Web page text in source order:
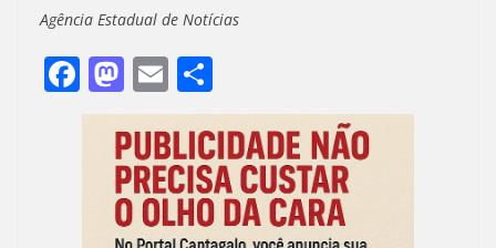
Agência Estadual de Notícias
F
ac
M
as
to
d
o
E
m
ai
l
h
ar
e